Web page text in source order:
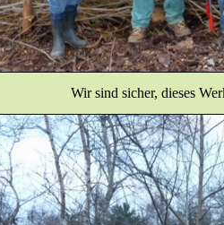
Wir sind sicher, dieses